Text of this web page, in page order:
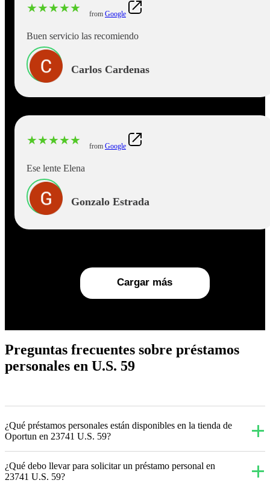
★★★★★ from Google
Buen servicio las recomiendo
Carlos Cardenas
★★★★★ from Google
Ese lente Elena
Gonzalo Estrada
Cargar más
Preguntas frecuentes sobre préstamos
personales en U.S. 59
¿Qué préstamos personales están disponibles en la tienda de
Oportun en 23741 U.S. 59?
¿Qué debo llevar para solicitar un préstamo personal en
23741 U.S. 59?